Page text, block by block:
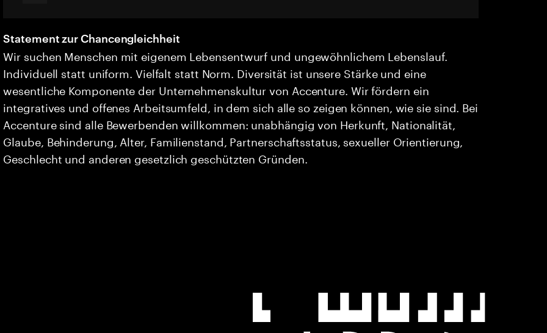
Statement zur Chancengleichheit
Wir suchen Menschen mit eigenem Lebensentwurf und ungewöhnlichem Lebenslauf.
Individuell statt uniform. Vielfalt statt Norm. Diversität ist unsere Stärke und eine
wesentliche Komponente der Unternehmenskultur von Accenture. Wir fördern ein
integratives und offenes Arbeitsumfeld, in dem sich alle so zeigen können, wie sie sind. Bei
Accenture sind alle Bewerbenden willkommen: unabhängig von Herkunft, Nationalität,
Glaube, Behinderung, Alter, Familienstand, Partnerschaftsstatus, sexueller Orientierung,
Geschlecht und anderen gesetzlich geschützten Gründen.